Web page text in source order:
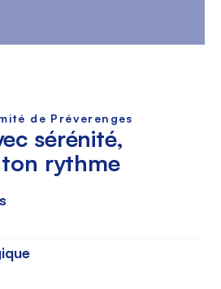
de Préverenges
sérénité,
rythme